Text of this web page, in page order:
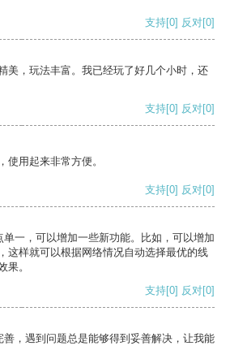
支持[0] 反对[0]
美，玩法丰富。我已经玩了好几个小时，还
支持[0] 反对[0]
使用起来非常方便。
支持[0] 反对[0]
一，可以增加一些新功能。比如，可以增加
这样就可以根据网络情况自动选择最优的线
果。
支持[0] 反对[0]
，遇到问题总是能够得到妥善解决，让我能